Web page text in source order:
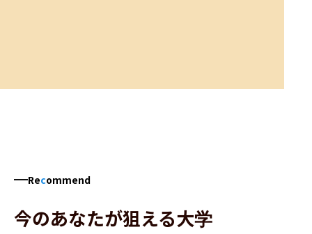
Recommend
今のあなたが狙える大学